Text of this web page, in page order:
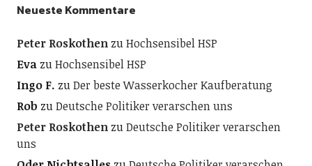
Neueste Kommentare
Peter RoskothenzuHochsensibel HSP
EvazuHochsensibel HSP
Ingo F. zuDer beste Wasserkocher Kaufberatung
Rob zuDeutsche Politiker verarschen uns
Peter RoskothenzuDeutsche Politiker verarschen
uns